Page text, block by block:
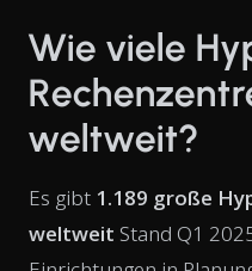
Wie viele
weltweit?
Es gibt 1.189 große
weltweit Stand Q1